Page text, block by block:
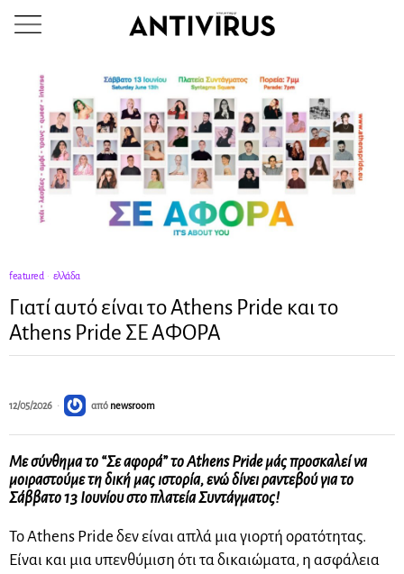
featured · ελλάδα
Γιατί αυτό είναι το Athens Pride και το
Athens Pride ΣΕ ΑΦΟΡΑ
12/05/2026 από newsroom
Με σύνθημα το “Σε αφορά” το Athens Pride μάς προσκαλεί να
μοιραστούμε τη δική μας ιστορία, ενώ δίνει ραντεβού για το
Σάββατο 13 Ιουνίου στο πλατεία Συντάγματος!
Το Athens Pride δεν είναι απλά μια γιορτή ορατότητας.
Είναι και μια υπενθύμιση ότι τα δικαιώματα, η ασφάλεια